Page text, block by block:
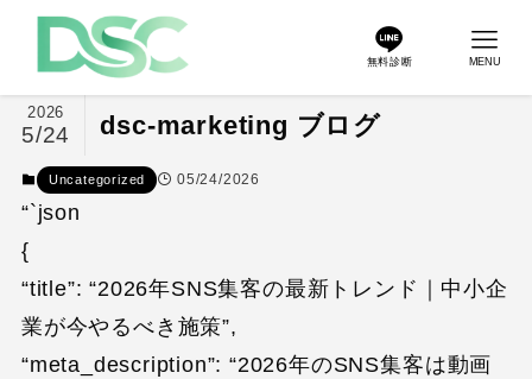
無料診断 MENU
dsc-marketing ブログ
2026
5/24
Uncategorized 05/24/2026
“`json
{
“title”: “2026年SNS集客の最新トレンド｜中小企
業が今やるべき施策”,
“meta_description”: “2026年のSNS集客は動画